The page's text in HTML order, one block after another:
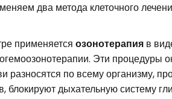
два метода клеточного
применяется озонотерапия в
Эти процедуры
по всему организму,
блокируют дыхательную систему